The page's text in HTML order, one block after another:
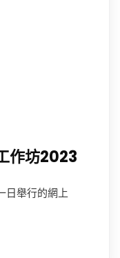
作坊2023
日舉行的網上